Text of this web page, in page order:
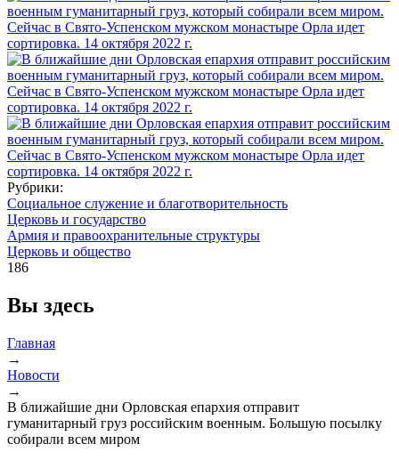
Рубрики:
Социальное служение и благотворительность
Церковь и государство
Армия и правоохранительные структуры
Церковь и общество
186
Вы здесь
Главная
→
Новости
→
В ближайшие дни Орловская епархия отправит
гуманитарный груз российским военным. Большую посылку
собирали всем миром